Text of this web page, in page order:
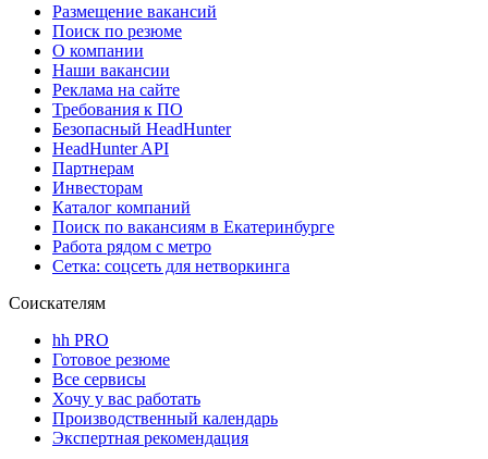
Размещение вакансий
Поиск по резюме
О компании
Наши вакансии
Реклама на сайте
Требования к ПО
Безопасный HeadHunter
HeadHunter API
Партнерам
Инвесторам
Каталог компаний
Поиск по вакансиям в Екатеринбурге
Работа рядом с метро
Сетка: соцсеть для нетворкинга
Соискателям
hh PRO
Готовое резюме
Все сервисы
Хочу у вас работать
Производственный календарь
Экспертная рекомендация